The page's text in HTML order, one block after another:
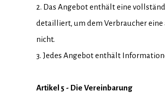
2. Das Angebot enthält eine
detailliert, um dem Verbraucher
nicht.
3. Jedes Angebot enthält
Artikel 5 - Die Vereinbarung